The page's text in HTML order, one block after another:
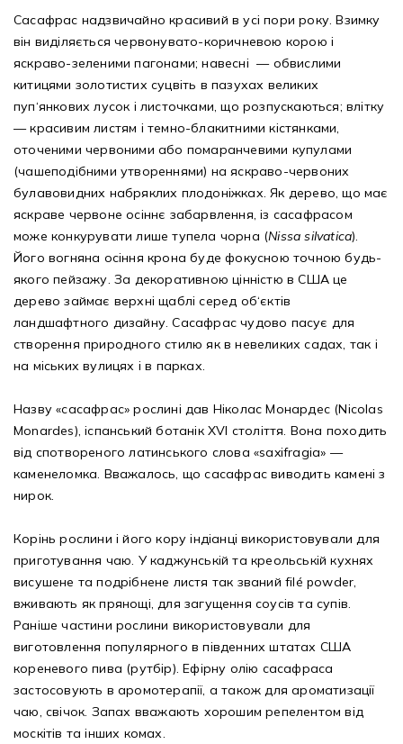
Сасафрас надзвичайно красивий в усі пори року. Взимку
він виділяється червонувато-коричневою корою і
яскраво-зеленими пагонами; навесні — обвислими
китицями золотистих суцвіть в пазухах великих
пуп‘янкових лусок і листочками, що розпускаються; влітку
— красивим листям і темно-блакитними кістянками,
оточеними червоними або помаранчевими купулами
(чашеподібними утвореннями) на яскраво-червоних
булавовидних набряклих плодоніжках. Як дерево, що має
яскраве червоне осіннє забарвлення, із сасафрасом
може конкурувати лише тупела чорна (Nissa silvatica).
Його вогняна осіння крона буде фокусною точною будь-
якого пейзажу. За декоративною цінністю в США це
дерево займає верхні щаблі серед об‘єктів
ландшафтного дизайну. Сасафрас чудово пасує для
створення природного стилю як в невеликих садах, так і
на міських вулицях і в парках.
Назву «сасафрас» рослині дав Ніколас Монардес (Nicolas
Monardes), іспанський ботанік XVI століття. Вона походить
від спотвореного латинського слова «saxifragia» —
каменеломка. Вважалось, що сасафрас виводить камені з
нирок.
Корінь рослини і його кору індіанці використовували для
приготування чаю. У каджунській та креольській кухнях
висушене та подрібнене листя так званий filé powder,
вживають як прянощі, для загущення соусів та супів.
Раніше частини рослини використовували для
виготовлення популярного в південних штатах США
кореневого пива (рутбір). Ефірну олію сасафраса
застосовують в аромотерапії, а також для ароматизації
чаю, свічок. Запах вважають хорошим репелентом від
москітів та інших комах.